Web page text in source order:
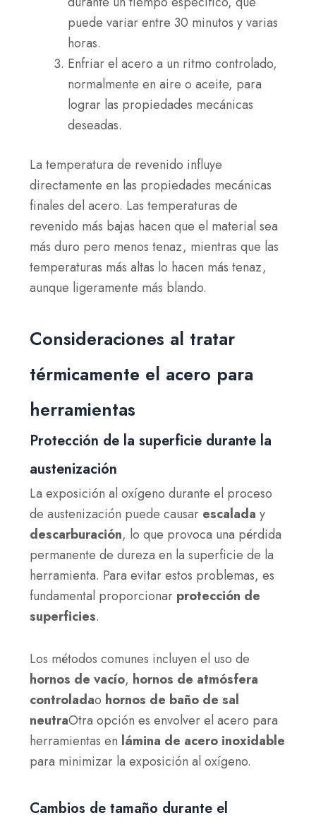
puede variar entre 30 minutos y varias
horas.
Enfriar el acero a un ritmo controlado,
normalmente en aire o aceite, para
lograr las propiedades mecánicas
deseadas.
La temperatura de revenido influye
directamente en las propiedades mecánicas
finales del acero. Las temperaturas de
revenido más bajas hacen que el material sea
más duro pero menos tenaz, mientras que las
temperaturas más altas lo hacen más tenaz,
aunque ligeramente más blando.
Consideraciones al tratar
térmicamente el acero para
herramientas
Protección de la superficie durante la
austenización
La exposición al oxígeno durante el proceso
de austenización puede causar escalada y
descarburación, lo que provoca una pérdida
permanente de dureza en la superficie de la
herramienta. Para evitar estos problemas, es
fundamental proporcionar protección de
superficies.
Los métodos comunes incluyen el uso de
hornos de vacío, hornos de atmósfera
controladao hornos de baño de sal
neutraOtra opción es envolver el acero para
herramientas en lámina de acero inoxidable
para minimizar la exposición al oxígeno.
Cambios de tamaño durante el